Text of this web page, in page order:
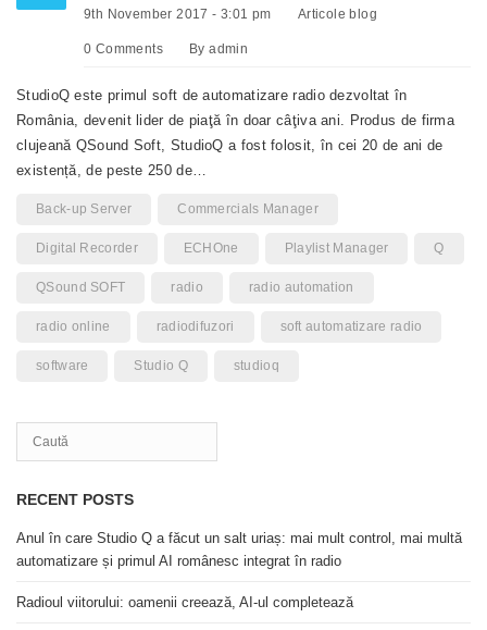
9th November 2017 - 3:01 pm Articole blog
0 Comments Byadmin
StudioQ este primul soft de automatizare radio dezvoltat în
România, devenit lider de piaţă în doar câţiva ani. Produs de firma
clujeană QSound Soft, StudioQ a fost folosit, în cei 20 de ani de
existență, de peste 250 de…
Back-up Server Commercials Manager
Digital Recorder ECHOne Playlist Manager Q
QSound SOFT radio radio automation
radio online radiodifuzori soft automatizare radio
software Studio Q studioq
RECENT POSTS
Anul în care Studio Q a făcut un salt uriaș: mai mult control, mai multă
automatizare și primul AI românesc integrat în radio
Radioul viitorului: oamenii creează, AI-ul completează